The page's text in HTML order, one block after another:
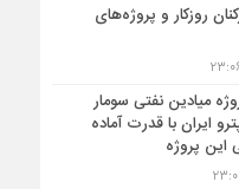
روزکار و پروژه‌های
میادین نفتی سومار
ایران با قدرت آماده
این پروژه